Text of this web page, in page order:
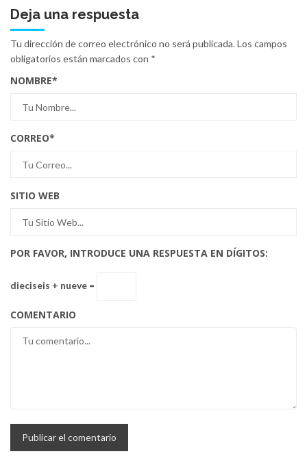
Deja una respuesta
Tu dirección de correo electrónico no será publicada.Los campos
obligatorios están marcados con *
NOMBRE*
CORREO*
SITIO WEB
POR FAVOR, INTRODUCE UNA RESPUESTA EN DÍGITOS:
dieciseis + nueve =
COMENTARIO